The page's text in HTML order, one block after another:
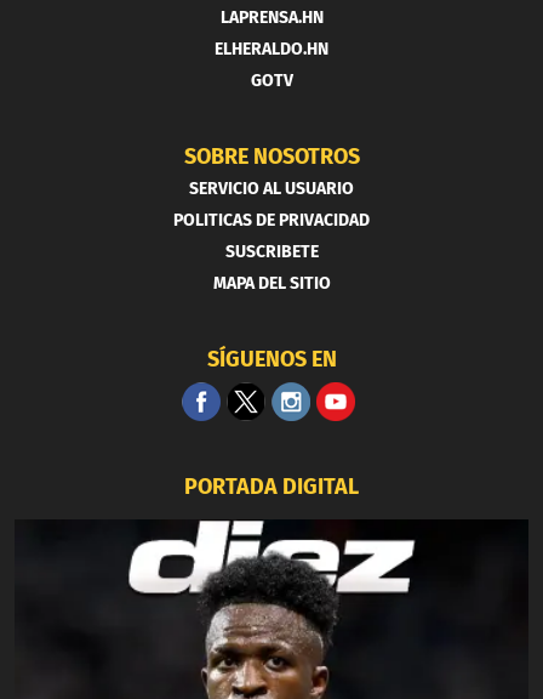
LAPRENSA.HN
ELHERALDO.HN
GOTV
SOBRE NOSOTROS
SERVICIO AL USUARIO
POLITICAS DE PRIVACIDAD
SUSCRIBETE
MAPA DEL SITIO
SÍGUENOS EN
PORTADA DIGITAL